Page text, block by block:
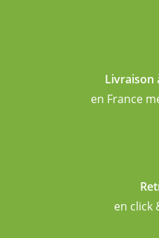
Livraison
en France
en click